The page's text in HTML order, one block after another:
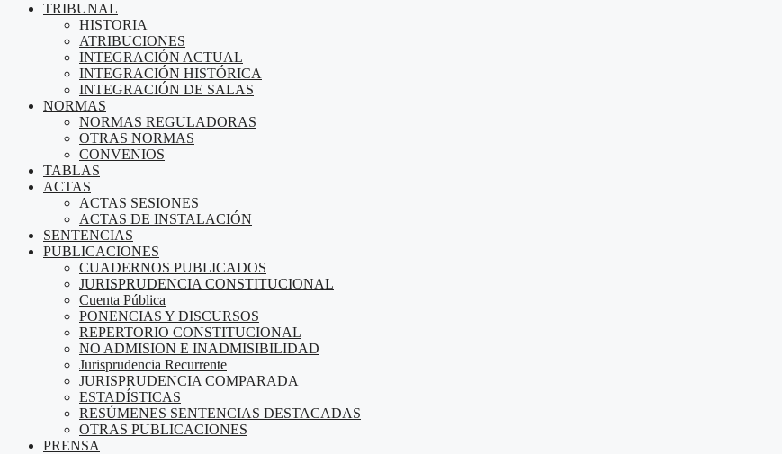
TRIBUNAL
HISTORIA
ATRIBUCIONES
INTEGRACIÓN ACTUAL
INTEGRACIÓN HISTÓRICA
INTEGRACIÓN DE SALAS
NORMAS
NORMAS REGULADORAS
OTRAS NORMAS
CONVENIOS
TABLAS
ACTAS
ACTAS SESIONES
ACTAS DE INSTALACIÓN
SENTENCIAS
PUBLICACIONES
CUADERNOS PUBLICADOS
JURISPRUDENCIA CONSTITUCIONAL
Cuenta Pública
PONENCIAS Y DISCURSOS
REPERTORIO CONSTITUCIONAL
NO ADMISION E INADMISIBILIDAD
Jurisprudencia Recurrente
JURISPRUDENCIA COMPARADA
ESTADÍSTICAS
RESÚMENES SENTENCIAS DESTACADAS
OTRAS PUBLICACIONES
PRENSA